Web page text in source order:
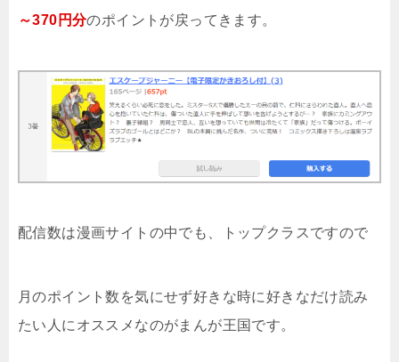
～370円分のポイントが戻ってきます。
配信数は漫画サイトの中でも、トップクラスですので
月のポイント数を気にせず好きな時に好きなだけ読み
たい人にオススメなのがまんが王国です。